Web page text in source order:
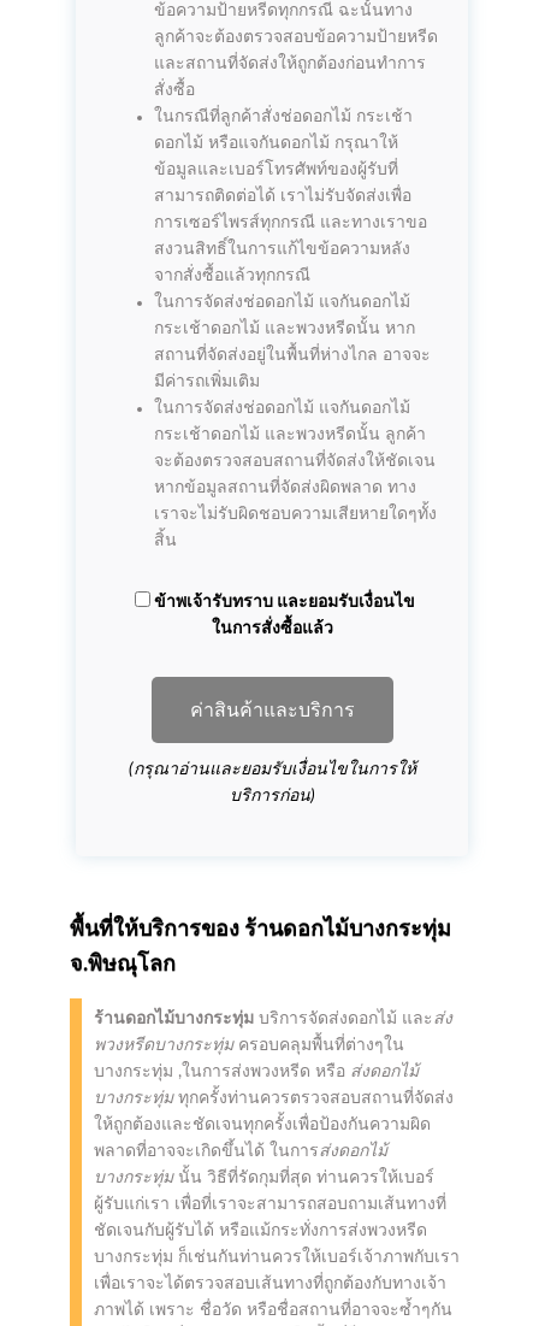
ข้อความป้ายหรีดทุกกรณี ฉะนั้นทาง
ลูกค้าจะต้องตรวจสอบข้อความป้ายหรีด
และสถานที่จัดส่งให้ถูกต้องก่อนทำการ
สั่งซื้อ
ในกรณีที่ลูกค้าสั่งช่อดอกไม้ กระเช้า
ดอกไม้ หรือแจกันดอกไม้ กรุณาให้
ข้อมูลและเบอร์โทรศัพท์ของผู้รับที่
สามารถติดต่อได้ เราไม่รับจัดส่งเพื่อ
การเซอร์ไพรส์ทุกกรณี และทางเราขอ
สงวนสิทธิ์ในการแก้ไขข้อความหลัง
จากสั่งซื้อแล้วทุกกรณี
ในการจัดส่งช่อดอกไม้ แจกันดอกไม้
กระเช้าดอกไม้ และพวงหรีดนั้น หาก
สถานที่จัดส่งอยู่ในพื้นที่ห่างไกล อาจจะ
มีค่ารถเพิ่มเติม
ในการจัดส่งช่อดอกไม้ แจกันดอกไม้
กระเช้าดอกไม้ และพวงหรีดนั้น ลูกค้า
จะต้องตรวจสอบสถานที่จัดส่งให้ชัดเจน
หากข้อมูลสถานที่จัดส่งผิดพลาด ทาง
เราจะไม่รับผิดชอบความเสียหายใดๆทั้ง
สิ้น
ข้าพเจ้ารับทราบ และยอมรับเงื่อนไข
ในการสั่งซื้อแล้ว
ค่าสินค้าและบริการ
(กรุณาอ่านและยอมรับเงื่อนไขในการให้
บริการก่อน)
พื้นที่ให้บริการของ ร้านดอกไม้บางกระทุ่ม
จ.พิษณุโลก
ร้านดอกไม้บางกระทุ่ม บริการจัดส่งดอกไม้ และ ส่ง
พวงหรีดบางกระทุ่มครอบคลุมพื้นที่ต่างๆใน
บางกระทุ่ม ,ในการส่งพวงหรีด หรือ ส่งดอกไม้
บางกระทุ่มทุกครั้งท่านควรตรวจสอบสถานที่จัดส่ง
ให้ถูกต้องและชัดเจนทุกครั้งเพื่อป้องกันความผิด
พลาดที่อาจจะเกิดขึ้นได้ ในการส่งดอกไม้
บางกระทุ่มนั้น วิธีที่รัดกุมที่สุด ท่านควรให้เบอร์
ผู้รับแก่เรา เพื่อที่เราจะสามารถสอบถามเส้นทางที่
ชัดเจนกับผู้รับได้ หรือแม้กระทั่งการส่งพวงหรีด
บางกระทุ่ม ก็เช่นกันท่านควรให้เบอร์เจ้าภาพกับเรา
เพื่อเราจะได้ตรวจสอบเส้นทางที่ถูกต้องกับทางเจ้า
ภาพได้ เพราะ ชื่อวัด หรือชื่อสถานที่อาจจะซ้ำๆกัน